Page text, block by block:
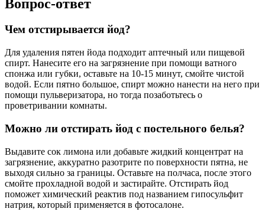
Вопрос-ответ
Чем отстирывается йод?
Для удаления пятен йода подходит аптечный или пищевой
спирт. Нанесите его на загрязнение при помощи ватного
спонжа или губки, оставьте на 10-15 минут, смойте чистой
водой. Если пятно большое, спирт можно нанести на него при
помощи пульверизатора, но тогда позаботьтесь о
проветривании комнаты.
Можно ли отстирать йод с постельного белья?
Выдавите сок лимона или добавьте жидкий концентрат на
загрязнение, аккуратно разотрите по поверхности пятна, не
выходя сильно за границы. Оставьте на полчаса, после этого
смойте прохладной водой и застирайте. Отстирать йод
поможет химический реактив под названием гипосульфит
натрия, который применяется в фотосалоне.